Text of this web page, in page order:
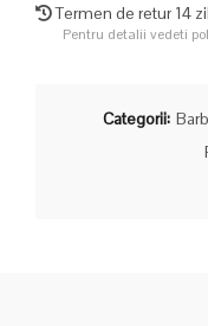
Termen de retur 14
Pentru detalii vedeti
Categorii: